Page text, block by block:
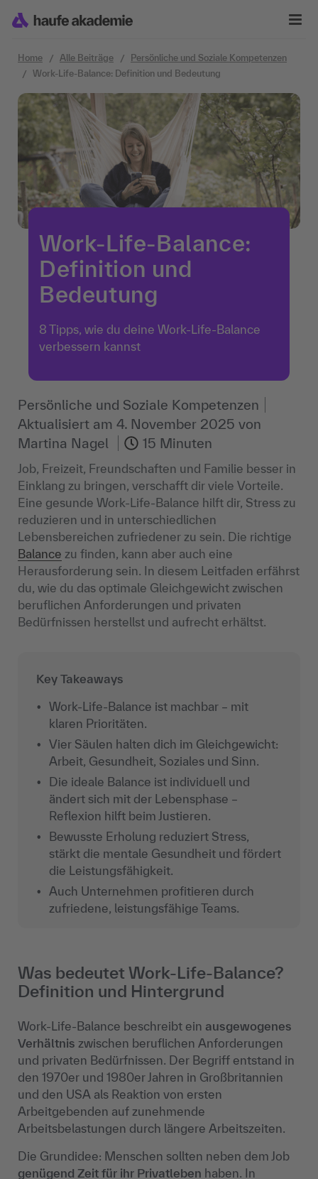
Home Alle Beiträge
Persönliche und Soziale Kompetenzen
Work-Life-Balance: Definition und Bedeutung
Work-Life-Balance:
Definition und
Bedeutung
8 Tipps, wie du deine Work-Life-Balance
verbessern kannst
Persönliche und Soziale Kompetenzen
Aktualisiert am 4. November 2025 von
Martina Nagel
15 Minuten
Job, Freizeit, Freundschaften und Familie besser in
Einklang zu bringen, verschafft dir viele Vorteile.
Eine gesunde Work-Life-Balance hilft dir, Stress zu
reduzieren und in unterschiedlichen
Lebensbereichen zufriedener zu sein. Die richtige
Balance zu finden, kann aber auch eine
Herausforderung sein. In diesem Leitfaden erfährst
du, wie du das optimale Gleichgewicht zwischen
beruflichen Anforderungen und privaten
Bedürfnissen herstellst und aufrecht erhältst.
Key Takeaways
Work-Life-Balance ist machbar – mit
klaren Prioritäten.
Vier Säulen halten dich im Gleichgewicht:
Arbeit, Gesundheit, Soziales und Sinn.
Die ideale Balance ist individuell und
ändert sich mit der Lebensphase –
Reflexion hilft beim Justieren.
Bewusste Erholung reduziert Stress,
stärkt die mentale Gesundheit und fördert
die Leistungsfähigkeit.
Auch Unternehmen profitieren durch
zufriedene, leistungsfähige Teams.
Was bedeutet Work-Life-Balance?
Definition und Hintergrund
Work-Life-Balance beschreibt ein ausgewogenes
Verhältnis zwischen beruflichen Anforderungen
und privaten Bedürfnissen. Der Begriff entstand in
den 1970er und 1980er Jahren in Großbritannien
und den USA als Reaktion von ersten
Arbeitgebenden auf zunehmende
Arbeitsbelastungen durch längere Arbeitszeiten.
Die Grundidee: Menschen sollten neben dem Job
genügend Zeit für ihr Privatleben haben. In